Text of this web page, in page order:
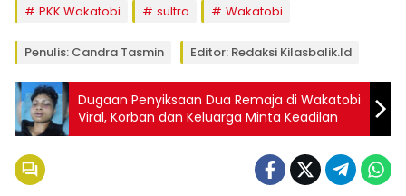
PKK Wakatobi
sultra Wakatobi
Penulis: Candra Tasmin Editor: Redaksi Kilasbalik.id
Dugaan Penyiksaan Dua Remaja di Wakatobi
Viral, Korban dan Keluarga Minta Keadilan